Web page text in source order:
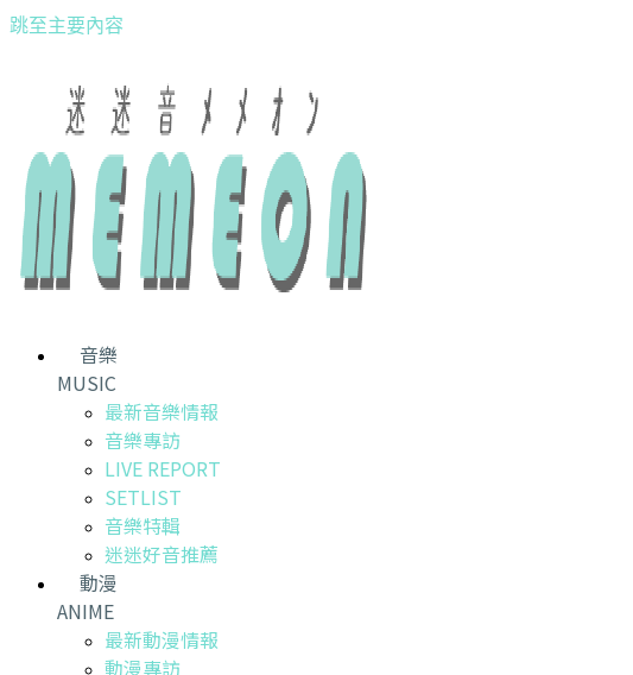
跳至主要內容
音樂
MUSIC
最新音樂情報
音樂專訪
LIVE REPORT
SETLIST
音樂特輯
迷迷好音推薦
動漫
ANIME
最新動漫情報
動漫專訪